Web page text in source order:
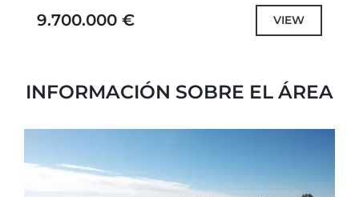
entorno paisajístico...
9.700.000 € VIEW
INFORMACIÓN SOBRE EL ÁREA